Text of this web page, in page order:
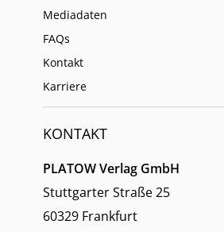
Mediadaten
FAQs
Kontakt
Karriere
KONTAKT
PLATOW Verlag GmbH
Stuttgarter Straße 25
60329 Frankfurt